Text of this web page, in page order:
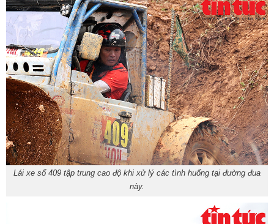
Lái xe số 409 tập trung cao độ khi xử lý các tình huống tại đường đua
này.